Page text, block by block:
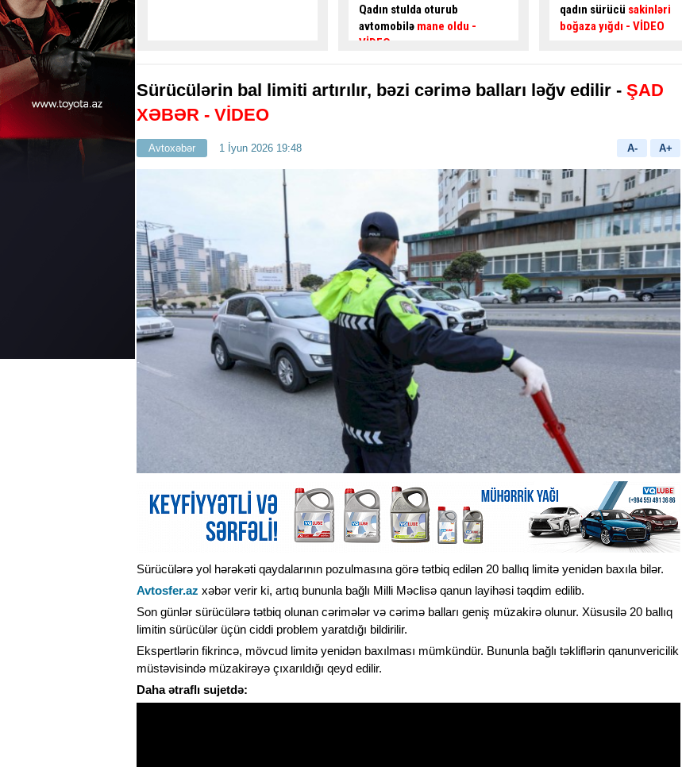
qadın sürücüsakinləri
boğaza yığdı- VİDEO
edən gənc sürücüdən
təhlükəli hərəkətlər-
Sürücülərin bal limiti artırılır, bəzi cərimə balları ləğv edilir - ŞAD
XƏBƏR - VİDEO
Avtoxəbər 1 İyun 2026 19:48 A- A+
Sürücülərə yol hərəkəti qaydalarının pozulmasına görə tətbiq edilən 20 ballıq limitə yenidən baxıla bilər.
Avtosfer.az xəbər verir ki, artıq bununla bağlı Milli Məclisə qanun layihəsi təqdim edilib.
Son günlər sürücülərə tətbiq olunan cərimələr və cərimə balları geniş müzakirə olunur. Xüsusilə 20 ballıq
limitin sürücülər üçün ciddi problem yaratdığı bildirilir.
Ekspertlərin fikrincə, mövcud limitə yenidən baxılması mümkündür. Bununla bağlı təkliflərin qanunvericilik
müstəvisində müzakirəyə çıxarıldığı qeyd edilir.
Daha ətraflı sujetdə: